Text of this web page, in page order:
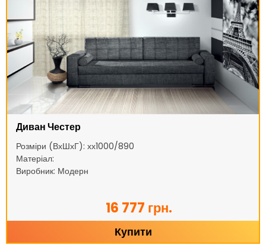
Диван Честер
Розміри (ВхШхГ): хх1000/890
Матеріал:
Виробник: Модерн
16 777 грн.
Купити